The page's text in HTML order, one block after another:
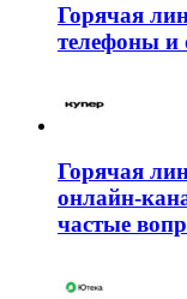
Горячая
телефоны и
Горячая
онлайн-
частые